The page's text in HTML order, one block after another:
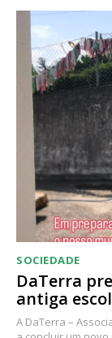
SOCIEDADE
DaTerra
antiga
A DaTerra –